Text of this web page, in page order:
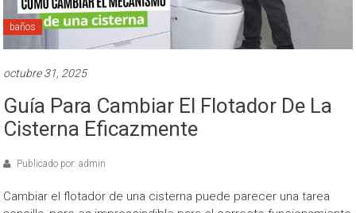
baños
octubre 31, 2025
Guía Para Cambiar El Flotador De La
Cisterna Eficazmente
Publicado por: admin
Cambiar el flotador de una cisterna puede parecer una tarea